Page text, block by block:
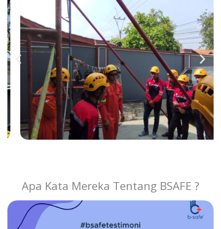
Apa Kata Mereka Tentang BSAFE ?